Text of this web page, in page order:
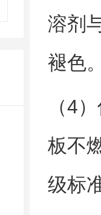
溶剂
褪色
（4
板不
级标